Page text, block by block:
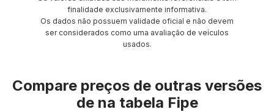
finalidade exclusivamente informativa.
Os dados não possuem validade oficial e não devem
ser considerados como uma avaliação de veículos
usados.
Compare preços de outras versões
de na tabela Fipe